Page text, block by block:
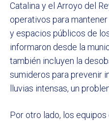
Catalina y el Arroyo del
operativos para
y espacios públicos de
informaron desde la
también incluyen la
sumideros para prevenir
lluvias intensas, un
Por otro lado, los